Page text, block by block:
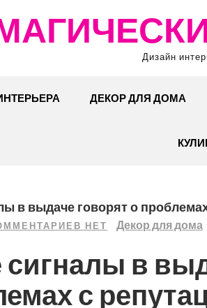
Дизайн
ДЕКОР ДЛЯ ДОМА
в выдаче говорят о
НЕТ Декор для дома
сигналы в
с